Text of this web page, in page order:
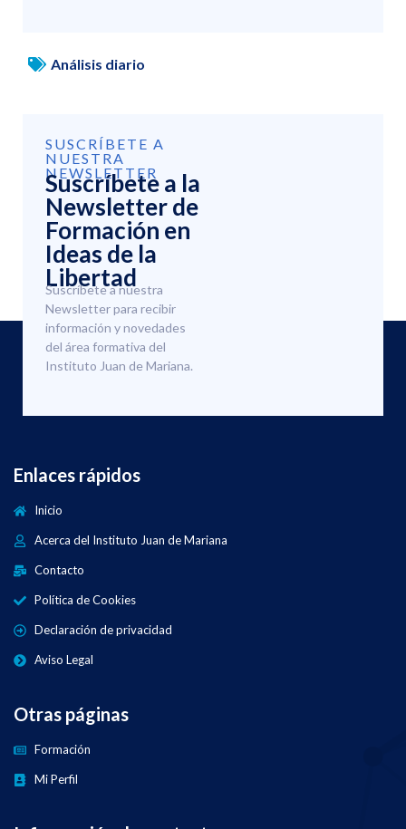
Análisis diario
SUSCRÍBETE A
NUESTRA
NEWSLETTER
Suscríbete a la
Newsletter de
Formación en
Ideas de la
Libertad
Suscríbete a nuestra
Newsletter para recibir
información y novedades
del área formativa del
Instituto Juan de Mariana.
Enlaces rápidos
Inicio
Acerca del Instituto Juan de Mariana
Contacto
Política de Cookies
Declaración de privacidad
Aviso Legal
Otras páginas
Formación
Mi Perfil